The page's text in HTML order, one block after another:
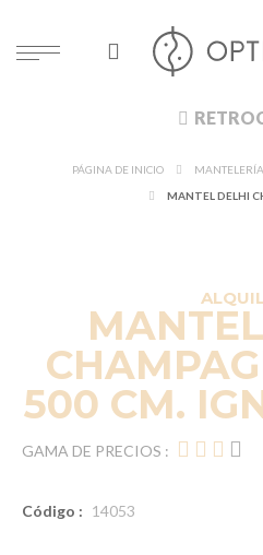
PÁGINA DE INICIO MANTELERÍA
500 CM.
GAMA DE PRECIOS :
Código : 14053